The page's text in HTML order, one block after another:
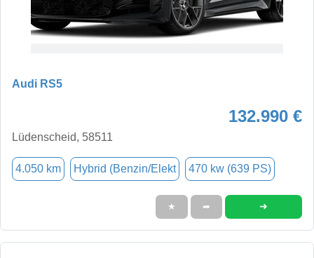
Audi RS5
132.990 €
Lüdenscheid, 58511
4.050 km Hybrid (Benzin/Elekt 470 kw (639 PS)
★ ➦ ➜